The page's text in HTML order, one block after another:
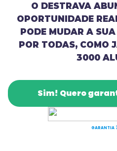
O DESTRAVA
OPORTUNIDADE
PODE MUDAR A
POR TODAS, COMO
3000
Sim! Quero
GARANTIA